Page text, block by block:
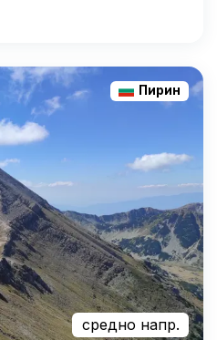
Пирин
средно напр.